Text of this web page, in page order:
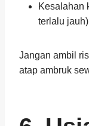
Kesalahan
terlalu
Jangan ambil
atap ambruk